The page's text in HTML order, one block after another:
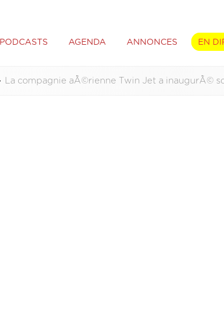
PODCASTS AGENDA ANNONCES EN
La compagnie aÃ©rienne Twin Jet a inaugurÃ©